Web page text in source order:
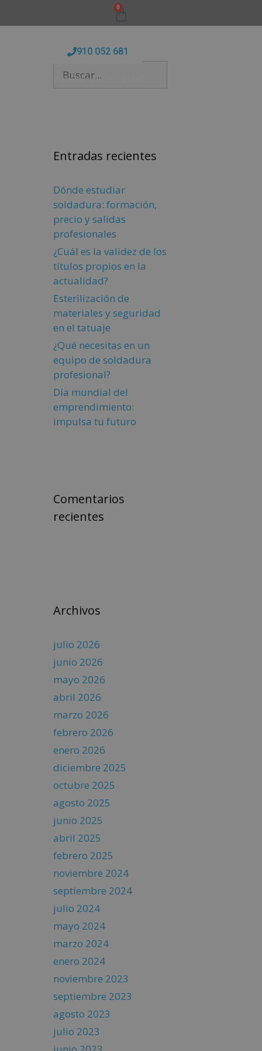
0
910 052 681
CONÓCENOS
Entradas recientes
Dónde estudiar
soldadura: formación,
precio y salidas
profesionales
¿Cuál es la validez de los
títulos propios en la
actualidad?
Esterilización de
materiales y seguridad
en el tatuaje
¿Qué necesitas en un
equipo de soldadura
profesional?
Día mundial del
emprendimiento:
impulsa tu futuro
Comentarios
recientes
Archivos
julio 2026
junio 2026
mayo 2026
abril 2026
marzo 2026
febrero 2026
enero 2026
diciembre 2025
octubre 2025
agosto 2025
junio 2025
abril 2025
febrero 2025
noviembre 2024
septiembre 2024
julio 2024
mayo 2024
marzo 2024
enero 2024
noviembre 2023
septiembre 2023
agosto 2023
julio 2023